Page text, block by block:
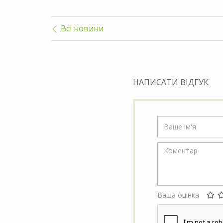
Всі новини
НАПИСАТИ ВІДГУК
Ваша оцінка